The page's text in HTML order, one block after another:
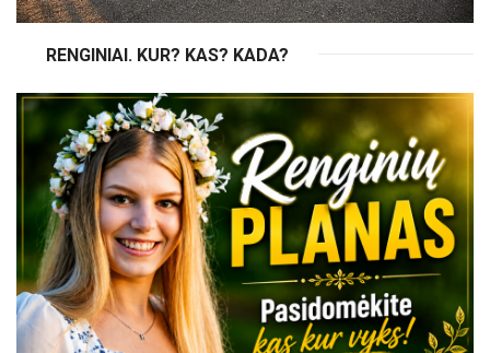
RENGINIAI. KUR? KAS? KADA?